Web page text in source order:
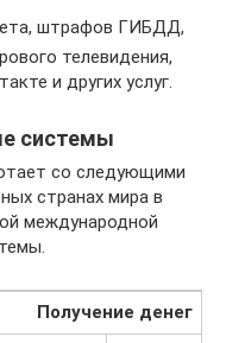
штрафов ГИБДД,
телевидения,
и других услуг.
системы
со следующими
странах мира в
международной
Получение денег